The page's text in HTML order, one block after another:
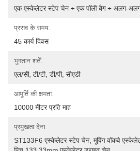
एक एस्केलेटर स्टेप चेन + एक पॉली बैग + अलग-
प्रसव के समय:
45 कार्य दिवस
भुगतान शर्तें:
एल/सी, टी/टी, डी/पी, सीएडी
आपूर्ति की क्षमता:
10000 मीटर प्रति माह
प्रमुखता देना:
ST133F6 एस्केलेटर स्टेप चेन मूविंग वॉकवे